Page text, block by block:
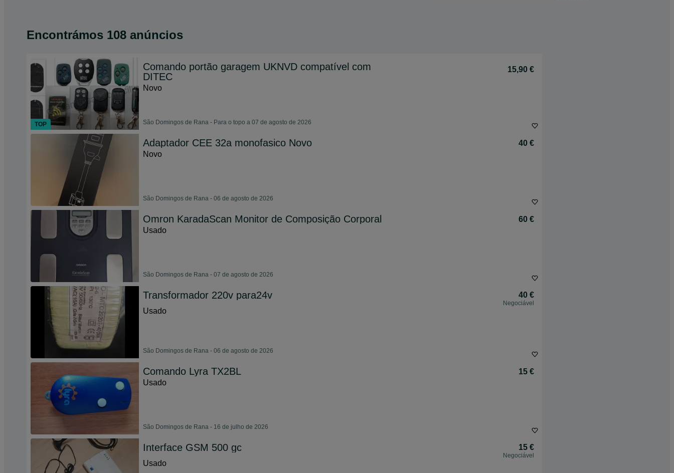
Encontrámos 108 anúncios
Comando portão garagem UKNVD compatível com
DITEC
15,90 €
Novo
São Domingos de Rana - Para o topo a 07 de agosto de 2026
Adaptador CEE 32a monofasico Novo
40 €
Novo
São Domingos de Rana - 06 de agosto de 2026
Omron KaradaScan Monitor de Composição Corporal
60 €
Usado
São Domingos de Rana - 07 de agosto de 2026
Transformador 220v para24v 40 €
Negociável
Usado
São Domingos de Rana - 06 de agosto de 2026
Comando Lyra TX2BL
15 €
Usado
São Domingos de Rana - 16 de julho de 2026
Interface GSM 500 gc 15 €
Negociável
Usado
TOP